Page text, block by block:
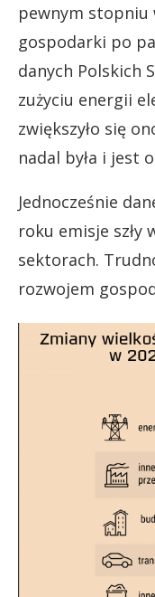
pewnym stopniu
gospodarki po
danych Polskich
zużyciu energii
zwiększyło się
nadal była i jest
Jednocześnie
roku emisje szły
sektorach.
rozwojem